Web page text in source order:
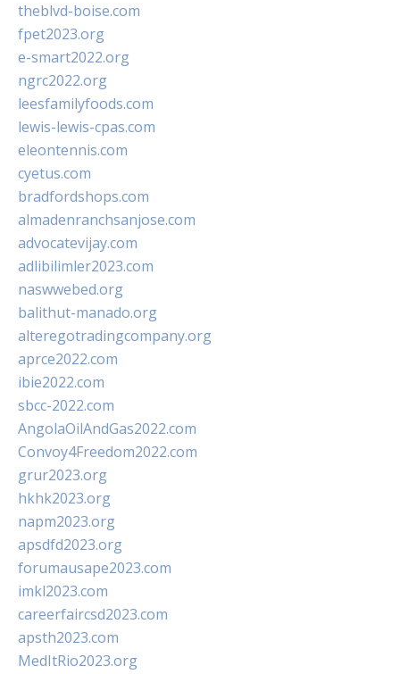
theblvd-boise.com
fpet2023.org
e-smart2022.org
ngrc2022.org
leesfamilyfoods.com
lewis-lewis-cpas.com
eleontennis.com
cyetus.com
bradfordshops.com
almadenranchsanjose.com
advocatevijay.com
adlibilimler2023.com
naswwebed.org
balithut-manado.org
alteregotradingcompany.org
aprce2022.com
ibie2022.com
sbcc-2022.com
AngolaOilAndGas2022.com
Convoy4Freedom2022.com
grur2023.org
hkhk2023.org
napm2023.org
apsdfd2023.org
forumausape2023.com
imkl2023.com
careerfaircsd2023.com
apsth2023.com
MedItRio2023.org